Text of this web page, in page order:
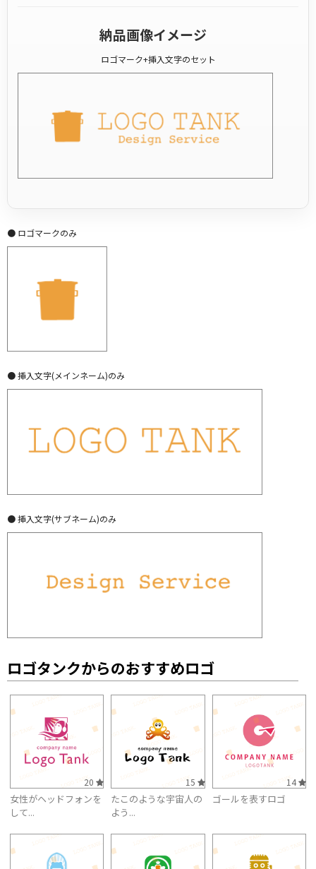
納品画像イメージ
ロゴマーク+挿入文字のセット
● ロゴマークのみ
● 挿入文字(メインネーム)のみ
● 挿入文字(サブネーム)のみ
ロゴタンクからのおすすめロゴ
20
女性がヘッドフォンを
して...
15
たこのような宇宙人の
よう...
14
ゴールを表すロゴ